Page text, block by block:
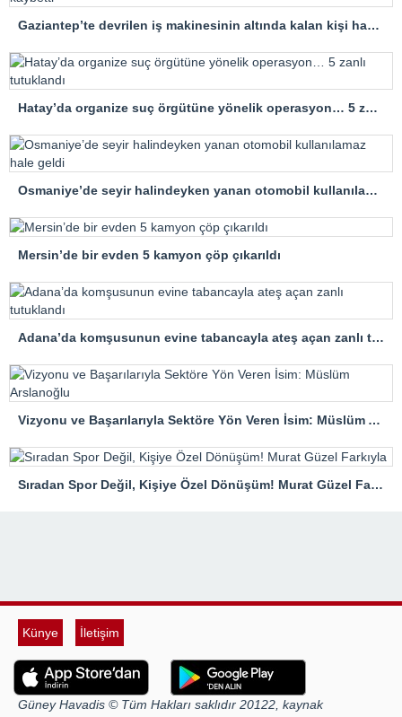
Gaziantep’te devrilen iş makinesinin altında kalan kişi hayatını kaybetti
Hatay’da organize suç örgütüne yönelik operasyon… 5 zanlı tutuklandı
Osmaniye’de seyir halindeyken yanan otomobil kullanılamaz hale geldi
Mersin’de bir evden 5 kamyon çöp çıkarıldı
Adana’da komşusunun evine tabancayla ateş açan zanlı tutuklandı
Vizyonu ve Başarılarıyla Sektöre Yön Veren İsim: Müslüm Arslanoğlu
Sıradan Spor Değil, Kişiye Özel Dönüşüm! Murat Güzel Farkıyla
Künye İletişim
Güney Havadis © Tüm Hakları saklıdır 20122, kaynak